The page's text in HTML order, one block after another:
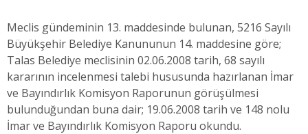
Meclis gündeminin 13. maddesinde bulunan, 5216 Sayılı
Büyükşehir Belediye Kanununun 14. maddesine göre;
Talas Belediye meclisinin 02.06.2008 tarih, 68 sayılı
kararının incelenmesi talebi hususunda hazırlanan İmar
ve Bayındırlık Komisyon Raporunun görüşülmesi
bulunduğundan buna dair; 19.06.2008 tarih ve 148 nolu
İmar ve Bayındırlık Komisyon Raporu okundu.